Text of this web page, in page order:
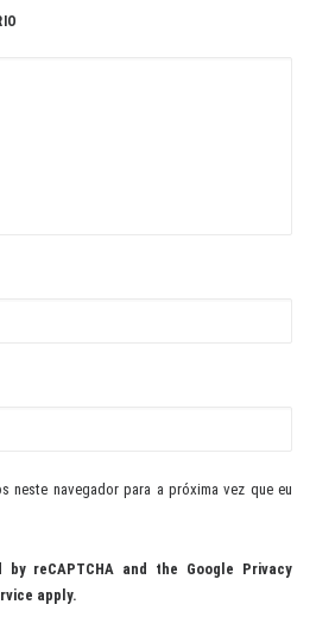
neste navegador para a próxima vez que eu
reCAPTCHA and the Google Privacy
apply.